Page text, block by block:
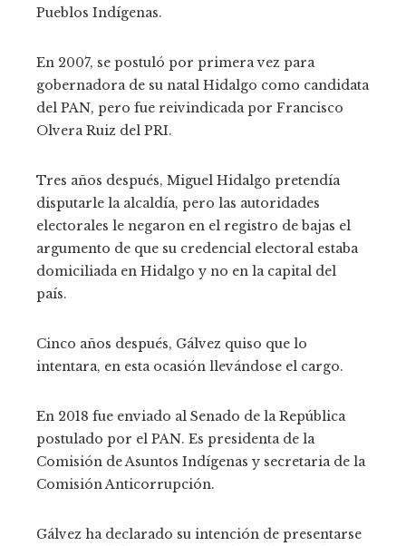
Pueblos Indígenas.
En 2007, se postuló por primera vez para
gobernadora de su natal Hidalgo como candidata
del PAN, pero fue reivindicada por Francisco
Olvera Ruiz del PRI.
Tres años después, Miguel Hidalgo pretendía
disputarle la alcaldía, pero las autoridades
electorales le negaron en el registro de bajas el
argumento de que su credencial electoral estaba
domiciliada en Hidalgo y no en la capital del
país.
Cinco años después, Gálvez quiso que lo
intentara, en esta ocasión llevándose el cargo.
En 2018 fue enviado al Senado de la República
postulado por el PAN. Es presidenta de la
Comisión de Asuntos Indígenas y secretaria de la
Comisión Anticorrupción.
Gálvez ha declarado su intención de presentarse